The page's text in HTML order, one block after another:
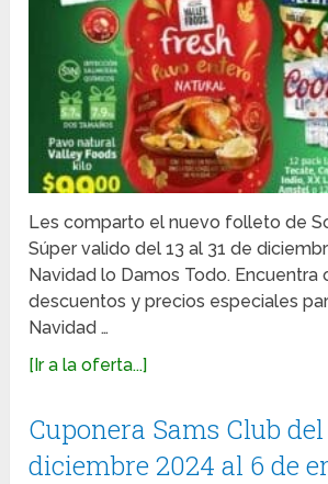
Les comparto el nuevo folleto de
Súper valido del 13 al 31 de
Navidad lo Damos Todo. Encuentra
descuentos y precios especiales
Navidad …
[Ir a la oferta...]
Cuponera Sams Club del
diciembre 2024 al 6 de